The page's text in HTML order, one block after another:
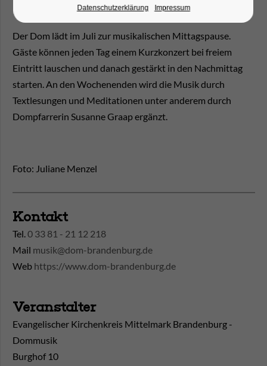
Der Dom lädt im Juli zur musikalischen Mittagspause.
Gäste können jeden Tag einem Kurzkonzert bei freiem
Eintritt lauschen und danach gestärkt in den Nachmittag
starten. An den Wochenenden wird die Musik durch
Textlesungen und Meditationen unter anderem durch
Dompfarrerin Susanne Graap ergänzt.
Foto: Juliane Menzel
Kontakt
Tel.0 33 81 - 21 12 218
Mail musik@dom-brandenburg.de
Web https://www.dom-brandenburg.de
Veranstalter
Evangelischer Kirchenkreis Mittelmark Brandenburg -
Dommusik
Burghof 10
Datenschutzerklärung Impressum